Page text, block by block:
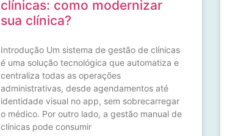
clínicas: como modernizar
sua clínica?
Introdução Um sistema de gestão de clínicas
é uma solução tecnológica que automatiza e
centraliza todas as operações
administrativas, desde agendamentos até
identidade visual no app, sem sobrecarregar
o médico. Por outro lado, a gestão manual de
clínicas pode consumir